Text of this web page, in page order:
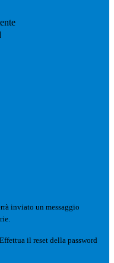
inviato un messaggio
il reset della password